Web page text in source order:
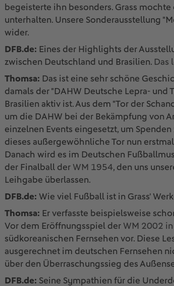
begeisterte ihn besonders. Grass
unterhalten. Unsere Sonderausstellung
wider.
DFB.de: Eines der Highlights der
zwischen Deutschland und Brasilien. Das
Thomsa: Das ist eine sehr schöne
damals der "DAHW Deutsche Lepra- und
Brasilien aktiv ist. Aus dem "Tor der
um die DAHW bei der Bekämpfung von
einzelnen Events eingesetzt, um
dieses außergewöhnliche Tor nun
Danach wird es im Deutschen
der Finalball der WM 1954, den uns
Leihgabe überlassen.
DFB.de: Wie viel Fußball ist in Grass'
Thomsa: Er verfasste beispielsweise
Vor dem Eröffnungsspiel der WM 2002 in
südkoreanischen Fernsehen vor. Diese
ausgerechnet im deutschen Fernsehen
über den Überraschungssieg des
DFB.de: Seine Sympathien für die